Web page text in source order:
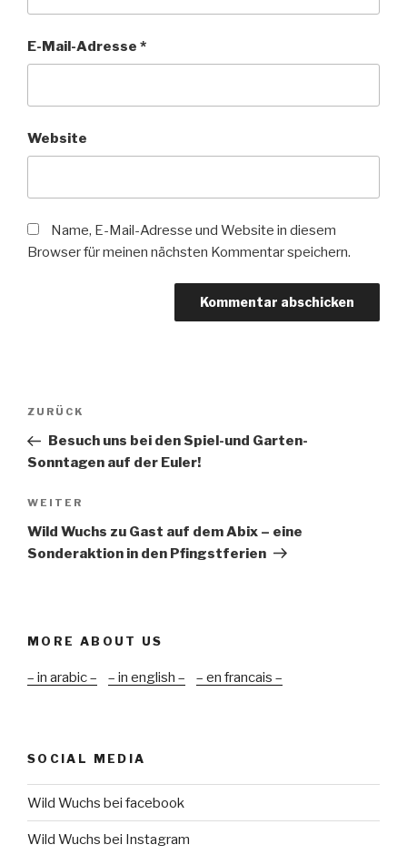
E-Mail-Adresse *
Website
Name, E-Mail-Adresse und Website in diesem
Browser für meinen nächsten Kommentar speichern.
Beitragsnavigation
Vorheriger
Beitrag
ZURÜCK
Besuch uns bei den Spiel-und Garten-
Sonntagen auf der Euler!
Nächster
Beitrag
WEITER
Wild Wuchs zu Gast auf dem Abix – eine
Sonderaktion in den Pfingstferien
MORE ABOUT US
– in arabic – – in english – – en francais –
SOCIAL MEDIA
Wild Wuchs bei facebook
Wild Wuchs bei Instagram